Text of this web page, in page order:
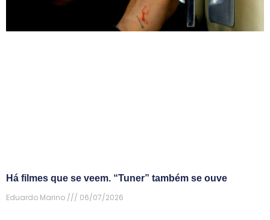
Há filmes que se veem. “Tuner” também se ouve
Eduardo Marino
06/07/2026